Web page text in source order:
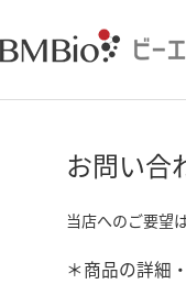
お問い合
当店へのご要望
＊商品の詳細